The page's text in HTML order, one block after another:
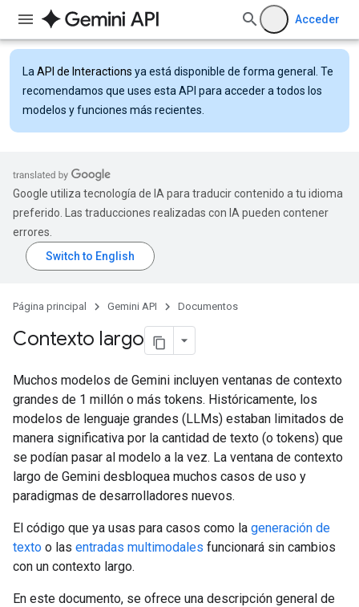
Acceder
La API de Interactions ya está disponible de forma general. Te
recomendamos que uses esta API para acceder a todos los
modelos y funciones más recientes.
Google utiliza tecnología de IA para traducir contenido a tu idioma
preferido. Las traducciones realizadas con IA pueden contener
errores.
Página principal Gemini API Documentos
Contexto largo
Muchos modelos de Gemini incluyen ventanas de contexto
grandes de 1 millón o más tokens. Históricamente, los
modelos de lenguaje grandes (LLMs) estaban limitados de
manera significativa por la cantidad de texto (o tokens) que
se podían pasar al modelo a la vez. La ventana de contexto
largo de Gemini desbloquea muchos casos de uso y
paradigmas de desarrolladores nuevos.
El código que ya usas para casos como la generación de
texto o las entradas multimodales funcionará sin cambios
con un contexto largo.
En este documento, se ofrece una descripción general de